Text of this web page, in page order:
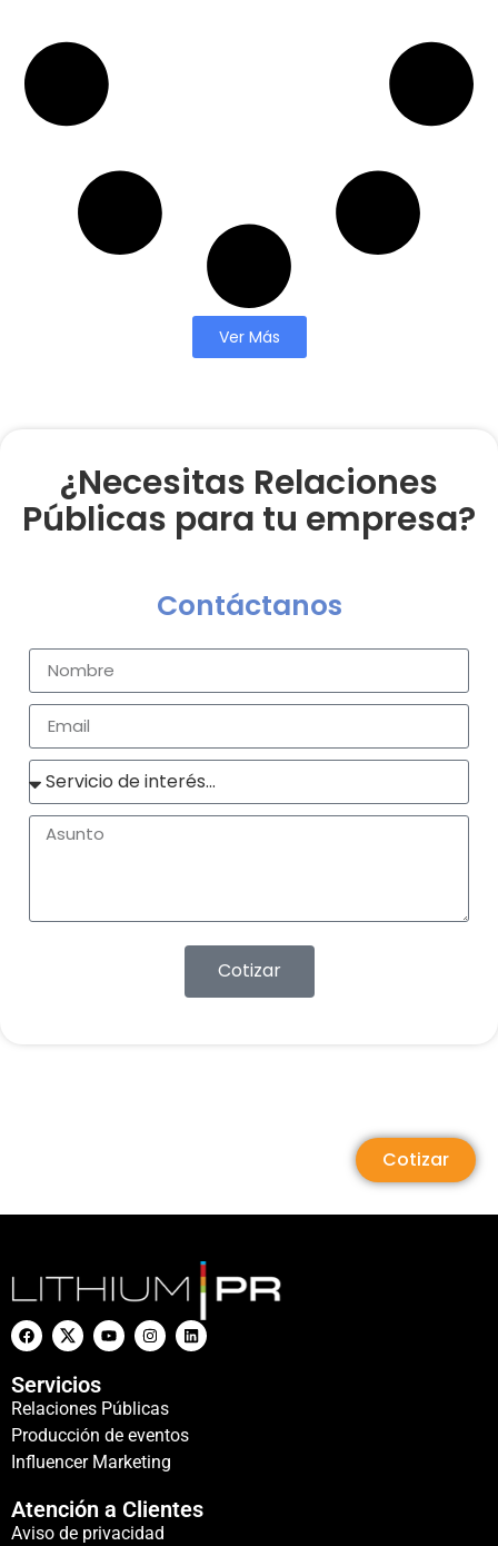
Ver Más
¿Necesitas Relaciones
Públicas para tu empresa?
Contáctanos
Cotizar
Cotizar
Servicios
Relaciones Públicas
Producción de eventos
Influencer Marketing
Atención a Clientes
Aviso de privacidad